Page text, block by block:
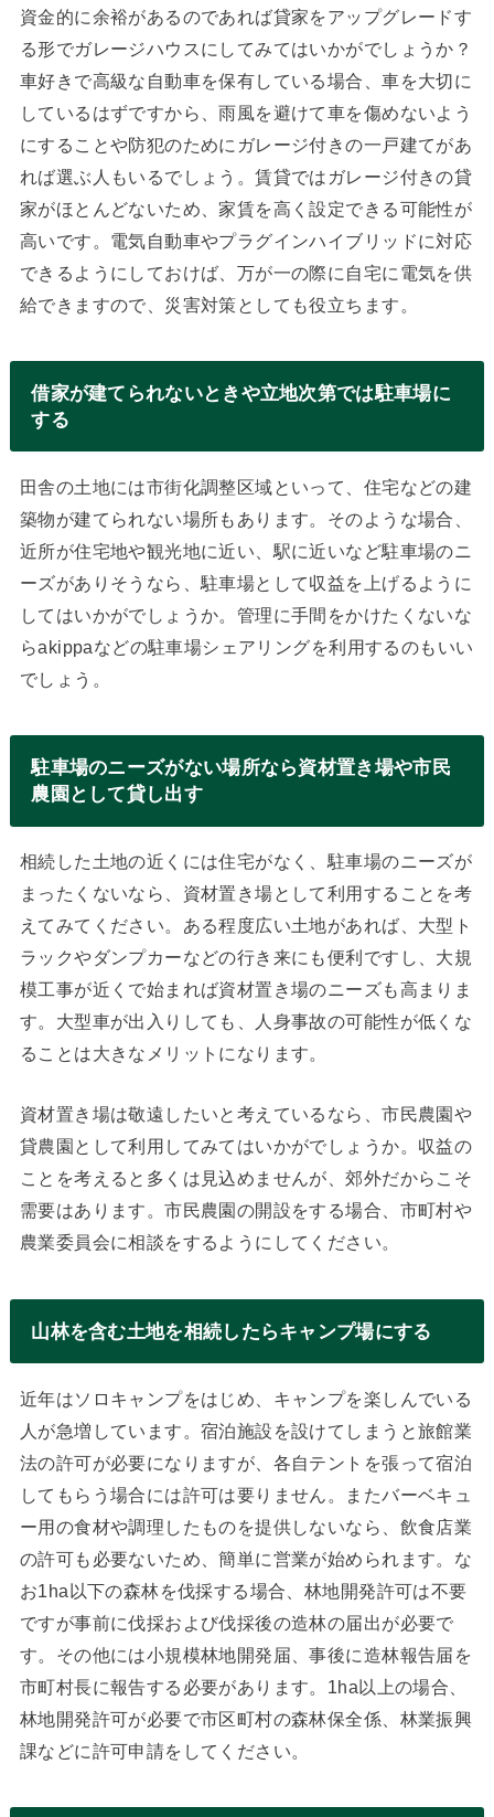
資金的に余裕があるのであれば貸家をアップグレードす
る形でガレージハウスにしてみてはいかがでしょうか？
車好きで高級な自動車を保有している場合、車を大切に
しているはずですから、雨風を避けて車を傷めないよう
にすることや防犯のためにガレージ付きの一戸建てがあ
れば選ぶ人もいるでしょう。賃貸ではガレージ付きの貸
家がほとんどないため、家賃を高く設定できる可能性が
高いです。電気自動車やプラグインハイブリッドに対応
できるようにしておけば、万が一の際に自宅に電気を供
給できますので、災害対策としても役立ちます。
借家が建てられないときや立地次第では駐車場に
する
田舎の土地には市街化調整区域といって、住宅などの建
築物が建てられない場所もあります。そのような場合、
近所が住宅地や観光地に近い、駅に近いなど駐車場のニ
ーズがありそうなら、駐車場として収益を上げるように
してはいかがでしょうか。管理に手間をかけたくないな
らakippaなどの駐車場シェアリングを利用するのもいい
でしょう。
駐車場のニーズがない場所なら資材置き場や市民
農園として貸し出す
相続した土地の近くには住宅がなく、駐車場のニーズが
まったくないなら、資材置き場として利用することを考
えてみてください。ある程度広い土地があれば、大型ト
ラックやダンプカーなどの行き来にも便利ですし、大規
模工事が近くで始まれば資材置き場のニーズも高まりま
す。大型車が出入りしても、人身事故の可能性が低くな
ることは大きなメリットになります。
資材置き場は敬遠したいと考えているなら、市民農園や
貸農園として利用してみてはいかがでしょうか。収益の
ことを考えると多くは見込めませんが、郊外だからこそ
需要はあります。市民農園の開設をする場合、市町村や
農業委員会に相談をするようにしてください。
山林を含む土地を相続したらキャンプ場にする
近年はソロキャンプをはじめ、キャンプを楽しんでいる
人が急増しています。宿泊施設を設けてしまうと旅館業
法の許可が必要になりますが、各自テントを張って宿泊
してもらう場合には許可は要りません。またバーベキュ
ー用の食材や調理したものを提供しないなら、飲食店業
の許可も必要ないため、簡単に営業が始められます。な
お1ha以下の森林を伐採する場合、林地開発許可は不要
ですが事前に伐採および伐採後の造林の届出が必要で
す。その他には小規模林地開発届、事後に造林報告届を
市町村長に報告する必要があります。1ha以上の場合、
林地開発許可が必要で市区町村の森林保全係、林業振興
課などに許可申請をしてください。